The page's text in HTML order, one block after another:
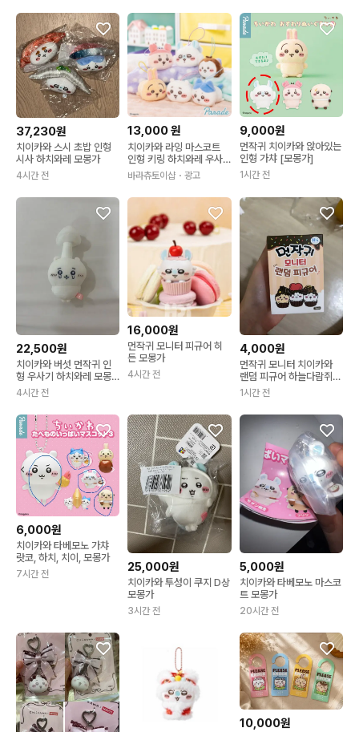
37,230원
치이카와 스시 초밥 인형
시사 하치와레 모몽가
4시간 전
13,000원
치이카와 라잉 마스코트
인형 키링 하치와레 우사
기 풍뎅이 모몽가 카니 일
본정식수입
바라츄토이샵 ・광고
9,000원
먼작귀 치이카와 앉아있는
인형 가챠 [모몽가]
1시간 전
22,500원
치이카와 버섯 먼작귀 인
형 우사기 하치와레 모몽
가
4시간 전
16,000원
먼작귀 모니터 피규어 히
든 모몽가
4시간 전
4,000원
먼작귀 모니터 치이카와
랜덤 피규어 하늘다람쥐
모몽가
1시간 전
6,000원
치이카와 타베모노 가챠
랏코, 하치, 치이, 모몽가
7시간 전
25,000원
치이카와 투성이 쿠지 D상
모몽가
3시간 전
5,000원
치이카와 타베모노 마스코
트 모몽가
20시간 전
10,000원